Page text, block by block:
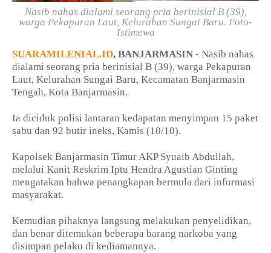
Nasib nahas dialami seorang pria berinisial B (39),
warga Pekapuran Laut, Kelurahan Sungai Baru. Foto-
Istimewa
SUARAMILENIAL.ID, BANJARMASIN - Nasib nahas
dialami seorang pria berinisial B (39), warga Pekapuran
Laut, Kelurahan Sungai Baru, Kecamatan Banjarmasin
Tengah, Kota Banjarmasin.
Ia diciduk polisi lantaran kedapatan menyimpan 15 paket
sabu dan 92 butir ineks, Kamis (10/10).
Kapolsek Banjarmasin Timur AKP Syuaib Abdullah,
melalui Kanit Reskrim Iptu Hendra Agustian Ginting
mengatakan bahwa penangkapan bermula dari informasi
masyarakat.
Kemudian pihaknya langsung melakukan penyelidikan,
dan benar ditemukan beberapa barang narkoba yang
disimpan pelaku di kediamannya.